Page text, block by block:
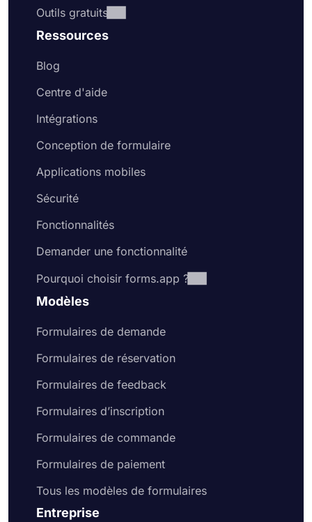
Outils gratuits
Ressources
Blog
Centre d'aide
Intégrations
Conception de formulaire
Applications mobiles
Sécurité
Fonctionnalités
Demander une fonctionnalité
Pourquoi choisir forms.app ?
Modèles
Formulaires de demande
Formulaires de réservation
Formulaires de feedback
Formulaires d’inscription
Formulaires de commande
Formulaires de paiement
Tous les modèles de formulaires
Entreprise